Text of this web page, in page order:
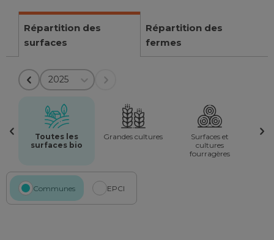
Répartition des
surfaces
Répartition des
fermes
2025
Toutes les
surfaces bio
Grandes cultures
Surfaces et
cultures
fourragères
Communes EPCI